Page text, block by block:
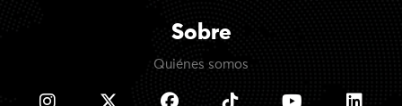
Sobre
Quiénes somos